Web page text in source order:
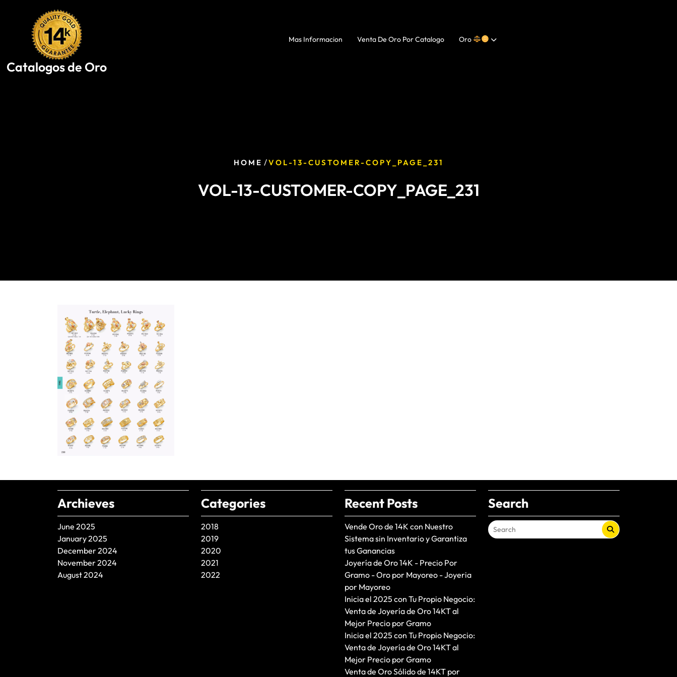
Catalogos de Oro
Mas Informacion Venta De Oro Por Catalogo Oro
HOME /VOL-13-CUSTOMER-COPY_PAGE_231
VOL-13-CUSTOMER-COPY_PAGE_231
Archieves
June 2025
January 2025
December 2024
November 2024
August 2024
Categories
2018
2019
2020
2021
2022
Recent Posts
Vende Oro de 14K con Nuestro
Sistema sin Inventario y Garantiza
tus Ganancias
Joyería de Oro 14K - Precio Por
Gramo - Oro por Mayoreo - Joyeria
por Mayoreo
Inicia el 2025 con Tu Propio Negocio:
Venta de Joyería de Oro 14KT al
Mejor Precio por Gramo
Inicia el 2025 con Tu Propio Negocio:
Venta de Joyería de Oro 14KT al
Mejor Precio por Gramo
Venta de Oro Sólido de 14KT por
Search